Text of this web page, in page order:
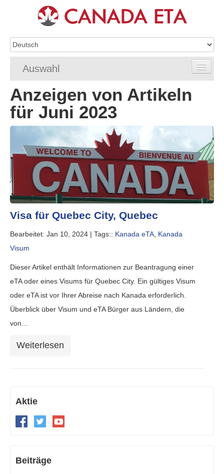
Auswahl
Home
eTA-Antragstellung
eTA-Anforderungen
eTA FAQ
eTA Status
Ressourcen
Anzeigen von Artikeln
für Juni 2023
Visa für Quebec City, Quebec
Bearbeitet: Jan 10, 2024 | Tags:: Kanada eTA, Kanada
Visum
Dieser Artikel enthält Informationen zur Beantragung einer
eTA oder eines Visums für Quebec City. Ein gültiges Visum
oder eTA ist vor Ihrer Abreise nach Kanada erforderlich.
Überblick über Visum und eTA Bürger aus Ländern, die
von…
Weiterlesen
Aktie
Beiträge